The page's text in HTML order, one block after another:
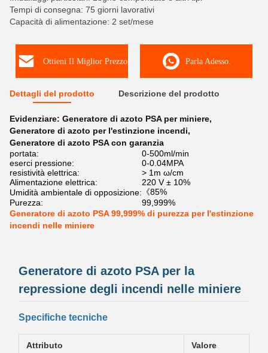
Tempi di consegna: 75 giorni lavorativi
Capacità di alimentazione: 2 set/mese
Ottieni Il Miglior Prezzo Parla Adesso.
Dettagli del prodotto Descrizione del prodotto
Evidenziare: Generatore di azoto PSA per miniere,
Generatore di azoto per l'estinzione incendi,
Generatore di azoto PSA con garanzia
portata:
0-500ml/min
eserci pressione:
0-0.04MPA
resistività elettrica:
> 1m ω/cm
Alimentazione elettrica:
220 V ± 10%
Umidità ambientale di opposizione: 《85%
Purezza:
99,999%
Generatore di azoto PSA 99,999% di purezza per l'estinzione
incendi nelle miniere
Generatore di azoto PSA per la
repressione degli incendi nelle miniere
Specifiche tecniche
Attributo Valore